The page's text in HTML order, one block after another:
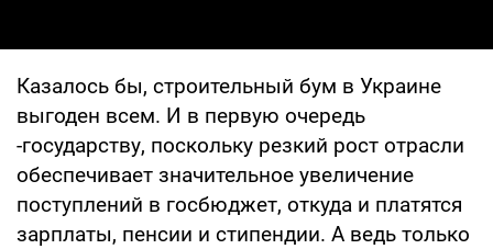
Казалось бы, строительный бум в Украине
выгоден всем. И в первую очередь
-государству, поскольку резкий рост отрасли
обеспечивает значительное увеличение
поступлений в госбюджет, откуда и платятся
зарплаты, пенсии и стипендии. А ведь только